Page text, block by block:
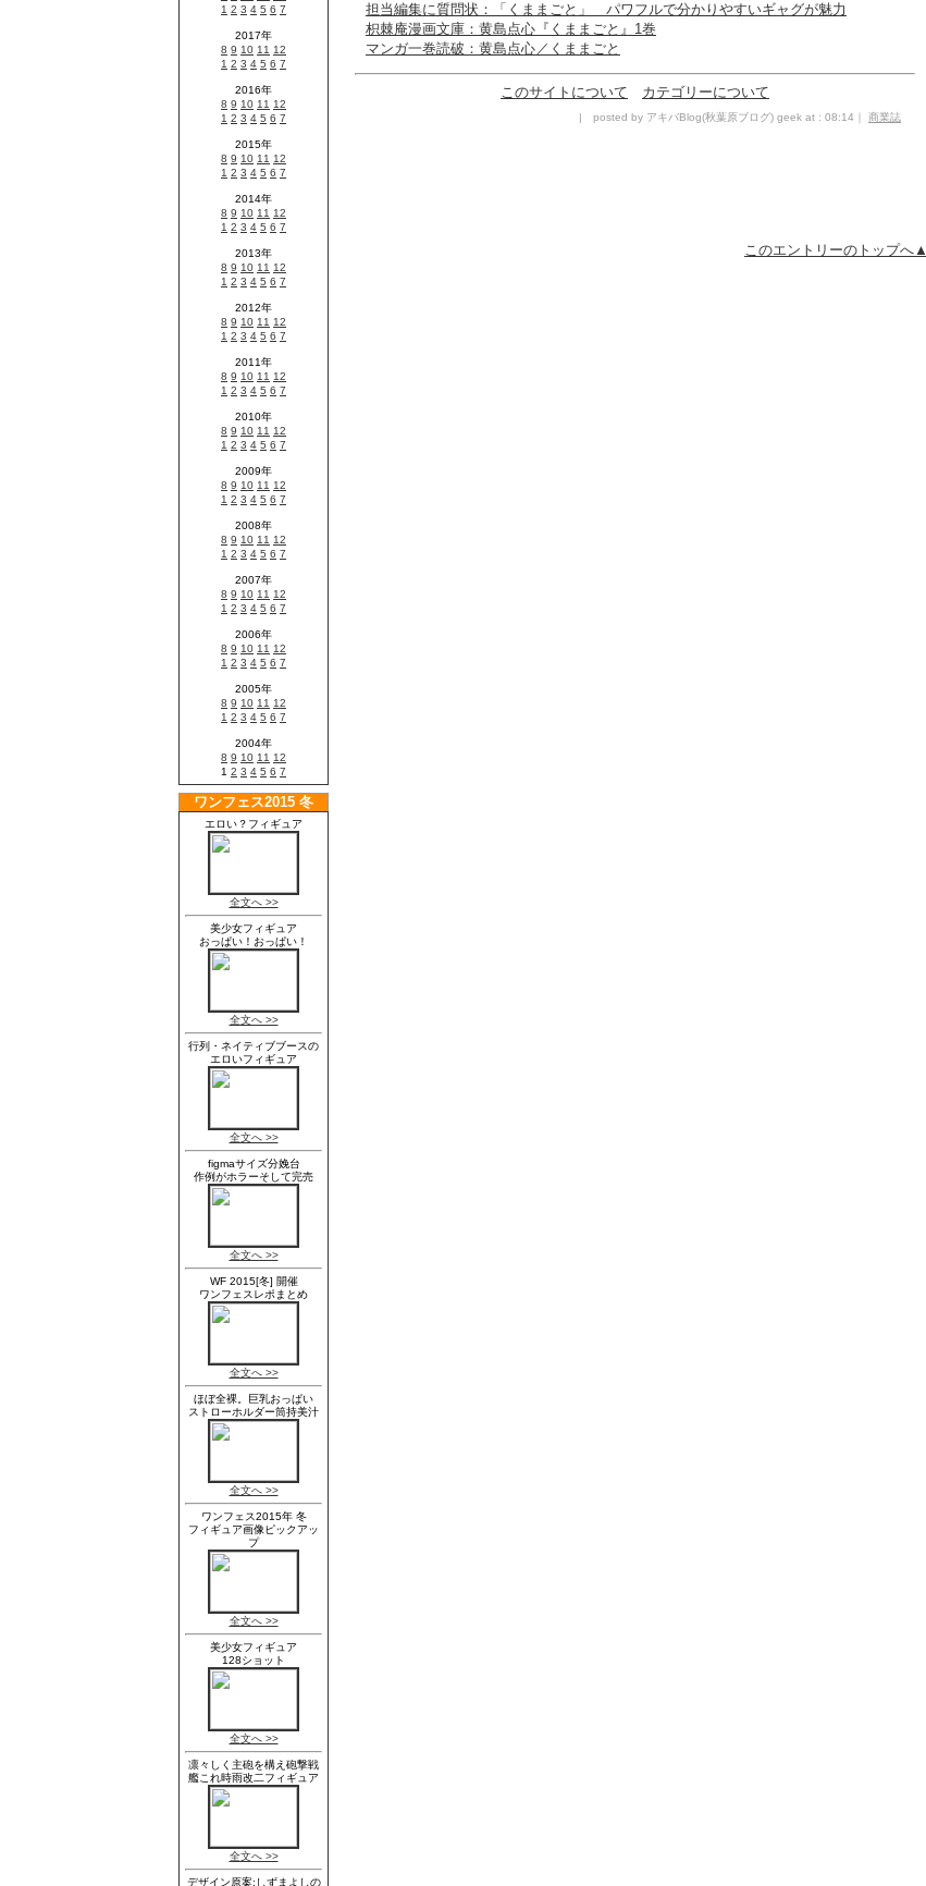
担当編集に質問状：「くままごと」 パワフルで分かりやすいギャグが魅力
枳棘庵漫画文庫：黄島点心『くままごと』1巻
マンガ一巻読破：黄島点心／くままごと
このサイトについて カテゴリーについて
| posted by アキバBlog(秋葉原ブログ) geek at : 08:14｜ 商業誌
このエントリーのトップへ▲